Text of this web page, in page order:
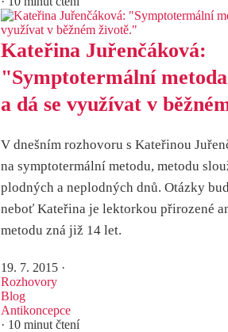
Kateřina Juřenčáková:
"Symptotermální
a dá se využívat v
V dnešním rozhovoru s Kateřinou
na symptotermální metodu, metodu
plodných a neplodných dnů. Otázky
neboť Kateřina je lektorkou přirozené
metodu zná již 14 let.
19. 7. 2015 ·
Rozhovory
Blog
Antikoncepce
· 10 minut čtení